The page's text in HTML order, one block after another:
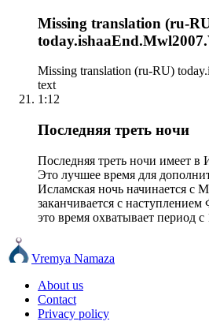
Missing translation (ru-
Missing translation (ru-RU)
text
1:12
Последняя треть ночи
Последняя треть ночи имеет в
Это лучшее время для
Исламская ночь начинается с
заканчивается с
это время охватывает период
Vremya Namaza
About us
Contact
Privacy policy